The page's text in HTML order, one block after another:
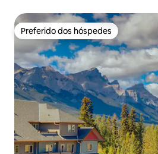
Preferido dos hóspedes
Preferido dos hóspedes